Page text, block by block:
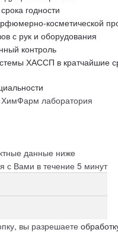
годности
косметической
с рук и оборудования
контроль
ХАССП в кратчайшие
лаборатория
данные ниже
с Вами в течение 5 минут
вы разрешаете